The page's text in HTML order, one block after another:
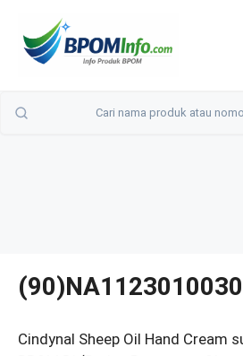
Cindynal Sheep Oil Hand Cream